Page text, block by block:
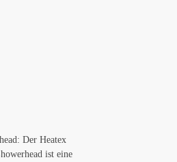
Der Heatex
ist eine